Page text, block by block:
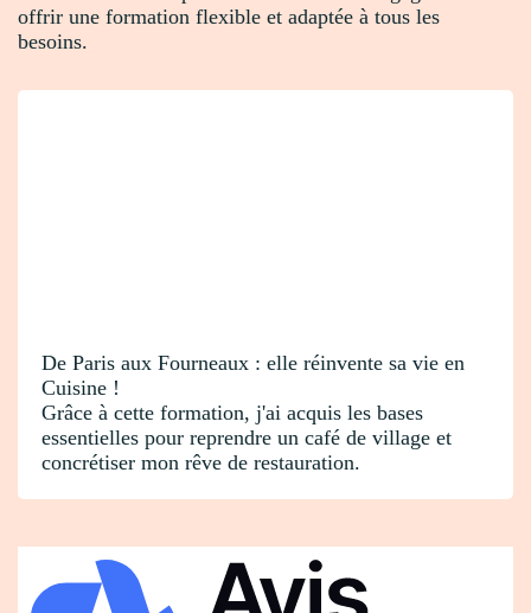
offrir une formation flexible et adaptée à tous les
besoins.
De Paris aux Fourneaux : elle réinvente sa vie en
Cuisine !
Grâce à cette formation, j'ai acquis les bases
essentielles pour reprendre un café de village et
concrétiser mon rêve de restauration.